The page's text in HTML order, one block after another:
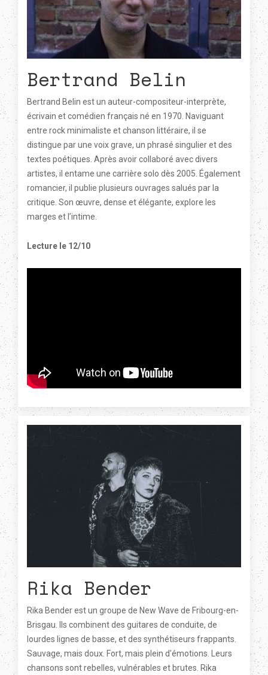
Bertrand Belin
Bertrand Belin est un auteur-compositeur-interprète,
écrivain et comédien français né en 1970. Naviguant
entre rock minimaliste et chanson littéraire, il se
distingue par une voix grave, un phrasé singulier et des
textes poétiques. Après avoir collaboré avec divers
artistes, il entame une carrière solo dès 2005. Également
romancier, il publie plusieurs ouvrages salués par la
critique. Son œuvre, dense et élégante, explore les
marges et l’intime.
Lecture le 12/10
Rika Bender
Rika Bender est un groupe de New Wave de Fribourg-en-
Brisgau. Ils combinent des guitares de conduite, de
lourdes lignes de basse, et des synthétiseurs frappants.
Sauvage, mais doux. Fort, mais plein d'émotions. Leurs
chansons sont rebelles, vulnérables et brutes. Rika